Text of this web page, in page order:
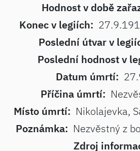
Hodnost v době
Konec v legiích:
Poslední útvar v
Poslední hodnost v
Datum úmrtí:
Příčina úmrtí:
Místo úmrtí: Nikolajevka,
Poznámka: Nezvěstný z
Zdroj